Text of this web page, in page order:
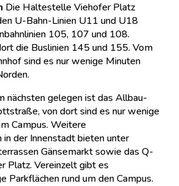
Die Haltestelle Viehofer Platz
U-Bahn-Linien U11 und U18
105, 107 und 108.
die Buslinien 145 und 155. Vom
sind es nur wenige Minuten
nächsten gelegen ist das Allbau-
von dort sind es nur wenige
Campus. Weitere
in der Innenstadt bieten unter
Gänsemarkt sowie das Q-
Platz. Vereinzelt gibt es
Parkflächen rund um den Campus.